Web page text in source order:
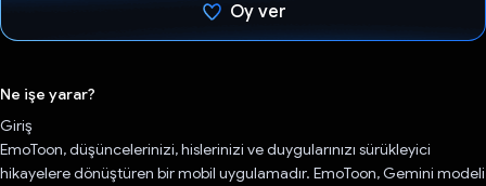
Oy ver
Ne işe yarar?
Giriş
EmoToon, düşüncelerinizi, hislerinizi ve duygularınızı sürükleyici
hikayelere dönüştüren bir mobil uygulamadır. EmoToon, Gemini modeli